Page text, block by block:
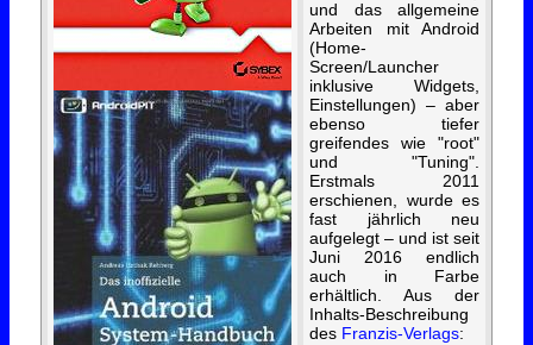
und das allgemeine
Arbeiten mit Android
(Home-
Screen/Launcher
inklusive Widgets,
Einstellungen) – aber
ebenso tiefer
greifendes wie "root"
und "Tuning".
Erstmals 2011
erschienen, wurde es
fast jährlich neu
aufgelegt – und ist seit
Juni 2016 endlich
auch in Farbe
erhältlich. Aus der
Inhalts-Beschreibung
des Franzis-Verlags: